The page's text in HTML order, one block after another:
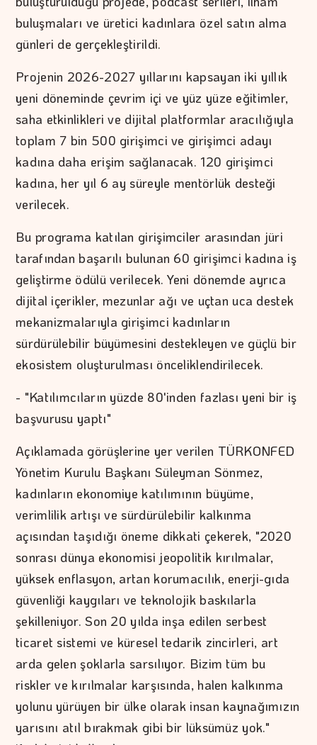
buluşmaları ve üretici kadınlara özel satın alma
günleri de gerçekleştirildi.
Projenin 2026-2027 yıllarını kapsayan iki yıllık
yeni döneminde çevrim içi ve yüz yüze eğitimler,
saha etkinlikleri ve dijital platformlar aracılığıyla
toplam 7 bin 500 girişimci ve girişimci adayı
kadına daha erişim sağlanacak. 120 girişimci
kadına, her yıl 6 ay süreyle mentörlük desteği
verilecek.
Bu programa katılan girişimciler arasından jüri
tarafından başarılı bulunan 60 girişimci kadına iş
geliştirme ödülü verilecek. Yeni dönemde ayrıca
dijital içerikler, mezunlar ağı ve uçtan uca destek
mekanizmalarıyla girişimci kadınların
sürdürülebilir büyümesini destekleyen ve güçlü bir
ekosistem oluşturulması önceliklendirilecek.
- "Katılımcıların yüzde 80'inden fazlası yeni bir iş
başvurusu yaptı"
Açıklamada görüşlerine yer verilen TÜRKONFED
Yönetim Kurulu Başkanı Süleyman Sönmez,
kadınların ekonomiye katılımının büyüme,
verimlilik artışı ve sürdürülebilir kalkınma
açısından taşıdığı öneme dikkati çekerek, "2020
sonrası dünya ekonomisi jeopolitik kırılmalar,
yüksek enflasyon, artan korumacılık, enerji-gıda
güvenliği kaygıları ve teknolojik baskılarla
şekilleniyor. Son 20 yılda inşa edilen serbest
ticaret sistemi ve küresel tedarik zincirleri, art
arda gelen şoklarla sarsılıyor. Bizim tüm bu
riskler ve kırılmalar karşısında, halen kalkınma
yolunu yürüyen bir ülke olarak insan kaynağımızın
yarısını atıl bırakmak gibi bir lüksümüz yok."